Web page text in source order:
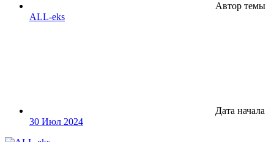
Автор темы
ALL-eks
Дата начала
30 Июл 2024